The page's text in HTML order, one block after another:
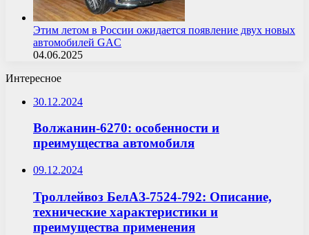
Этим летом в России ожидается появление двух новых
автомобилей GAC
04.06.2025
Интересное
30.12.2024
Волжанин-6270: особенности и
преимущества автомобиля
09.12.2024
Троллейвоз БелАЗ-7524-792: Описание,
технические характеристики и
преимущества применения